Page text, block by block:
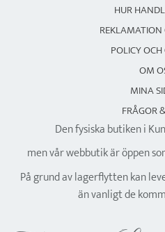
HUR
REKLAMATION
POLICY
OM
MINA
FRÅGOR
Den fysiska butiken i
men vår webbutik är öppen
På grund av lagerflytten kan
än vanligt de